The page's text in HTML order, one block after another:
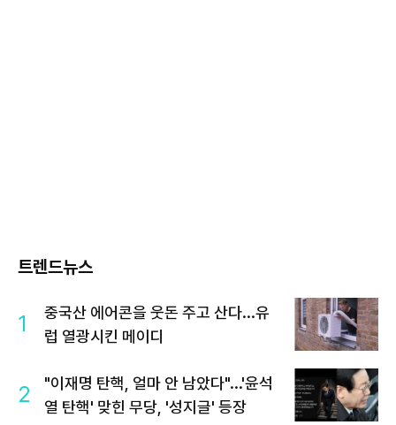
트렌드뉴스
1
중국산 에어콘을 웃돈 주고 산다...유
럽 열광시킨 메이디
2
"이재명 탄핵, 얼마 안 남았다"...'윤석
열 탄핵' 맞힌 무당, '성지글' 등장